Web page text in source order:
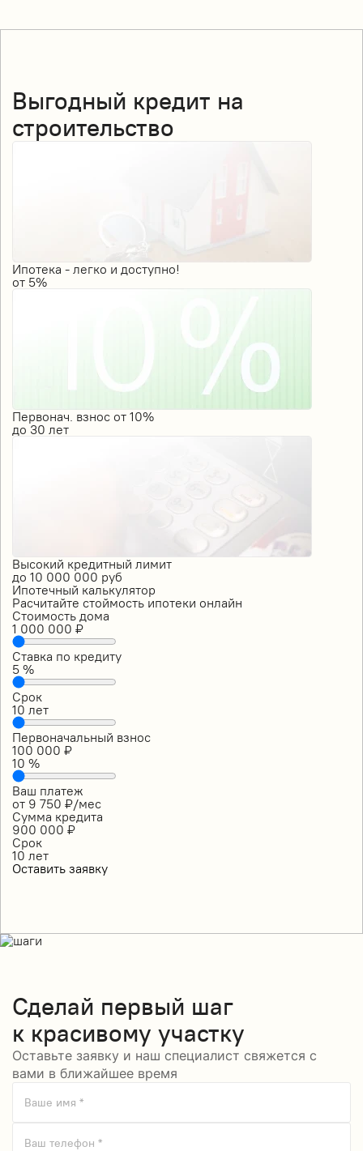
Выгодный кредит на
строительство
Ипотека - легко и доступно!
от 5%
Первонач. взнос от 10%
до 30 лет
Высокий кредитный лимит
до 10 000 000 руб
Ипотечный калькулятор
Расчитайте стоймость ипотеки онлайн
Стоимость дома
1 000 000 ₽
Ставка по кредиту
5 %
Срок
10 лет
Первоначальный взнос
100 000 ₽
10 %
Ваш платеж
от 9 750 ₽/мес
Сумма кредита
900 000 ₽
Срок
10 лет
Оставить заявку
Сделай первый шаг
к красивому участку
Оставьте заявку и наш специалист свяжется с
вами в ближайшее время
Ваше имя *
Ваш телефон *